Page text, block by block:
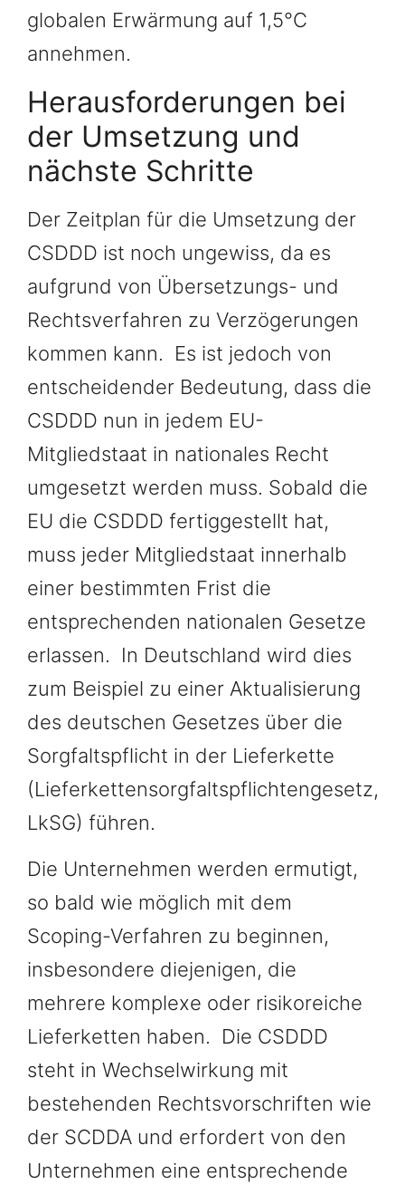
globalen Erwärmung auf 1,5°C
annehmen.
Herausforderungen bei
der Umsetzung und
nächste Schritte
Der Zeitplan für die Umsetzung der
CSDDD ist noch ungewiss, da es
aufgrund von Übersetzungs- und
Rechtsverfahren zu Verzögerungen
kommen kann. Es ist jedoch von
entscheidender Bedeutung, dass die
CSDDD nun in jedem EU-
Mitgliedstaat in nationales Recht
umgesetzt werden muss. Sobald die
EU die CSDDD fertiggestellt hat,
muss jeder Mitgliedstaat innerhalb
einer bestimmten Frist die
entsprechenden nationalen Gesetze
erlassen. In Deutschland wird dies
zum Beispiel zu einer Aktualisierung
des deutschen Gesetzes über die
Sorgfaltspflicht in der Lieferkette
(Lieferkettensorgfaltspflichtengesetz,
LkSG) führen.
Die Unternehmen werden ermutigt,
so bald wie möglich mit dem
Scoping-Verfahren zu beginnen,
insbesondere diejenigen, die
mehrere komplexe oder risikoreiche
Lieferketten haben. Die CSDDD
steht in Wechselwirkung mit
bestehenden Rechtsvorschriften wie
der SCDDA und erfordert von den
Unternehmen eine entsprechende